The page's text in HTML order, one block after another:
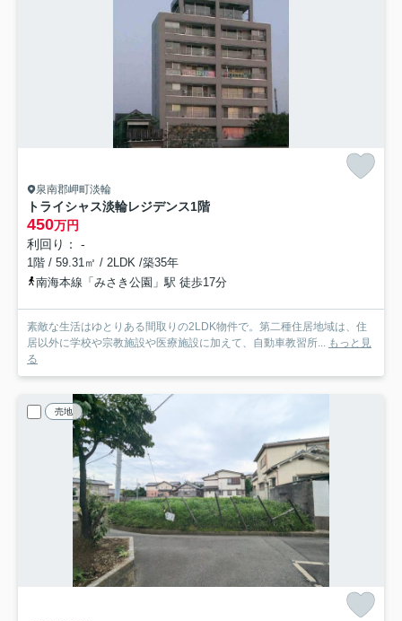
泉南郡岬町淡輪
トライシャス淡輪レジデンス1階
450万円
利回り： -
1階 / 59.31㎡ / 2LDK /築35年
南海本線「みさき公園」駅 徒歩17分
素敵な生活はゆとりある間取りの2LDK物件で。第二種住居地域は、住
居以外に学校や宗教施設や医療施設に加えて、自動車教習所...
もっと見
る
売地